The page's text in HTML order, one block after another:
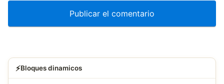
⚡Bloques dinamicos